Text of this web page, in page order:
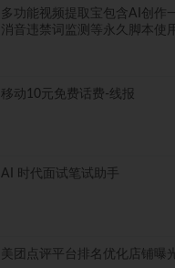
多功能视频提取宝包含AI创作
消音违禁词监测等永久脚本使
移动10元免费话费-线报
AI 时代面试笔试助手
美团点评平台排名优化店铺曝